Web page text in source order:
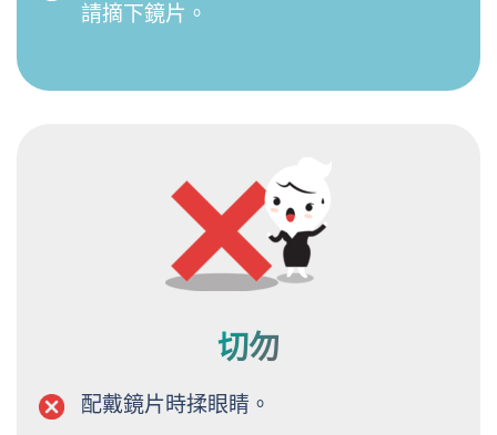
請摘下鏡片。
切勿
配戴鏡片時揉眼睛。